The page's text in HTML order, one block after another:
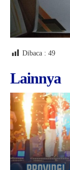
Dibaca : 49
Lainnya